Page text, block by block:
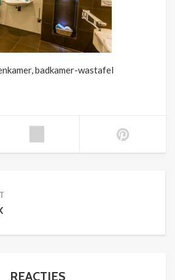
badkamer-wastafel
REACTIES